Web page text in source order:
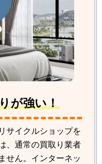
が強い！
サイクルショップを
、通常の買取り業者
せん。インターネッ